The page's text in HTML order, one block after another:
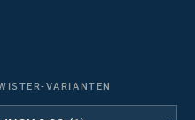
VARIANTEN